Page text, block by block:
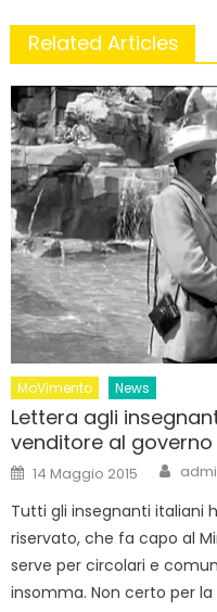
Related Articles
MoVimento News
Lettera agli
venditore al governo
Posted
on
14 Maggio 2015
Tutti gli insegnanti italiani
riservato, che fa capo al
serve per circolari e
insomma. Non certo per